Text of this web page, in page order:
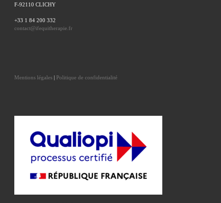
F-92110 CLICHY
+33 1 84 200 332
contact@ifequitherapie.fr
Mentions légales| Politique de confidentialité